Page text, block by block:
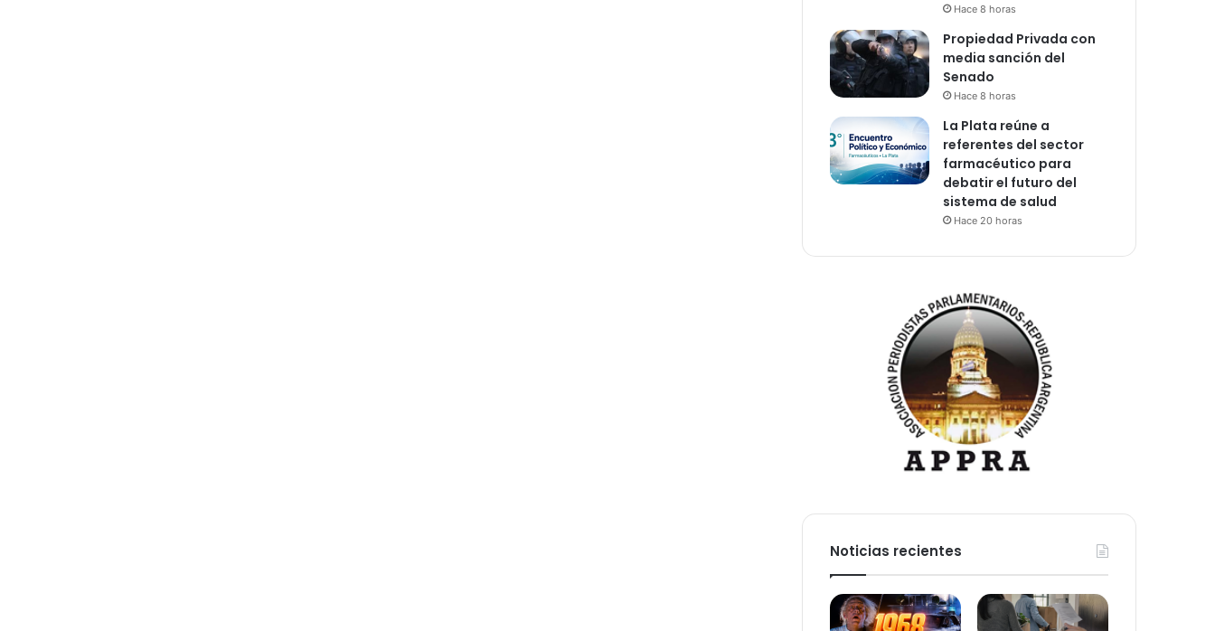
Hace 8 horas
Propiedad Privada con
media sanción del
Senado
Hace 8 horas
La Plata reúne a
referentes del sector
farmacéutico para
debatir el futuro del
sistema de salud
Hace 20 horas
Noticias recientes